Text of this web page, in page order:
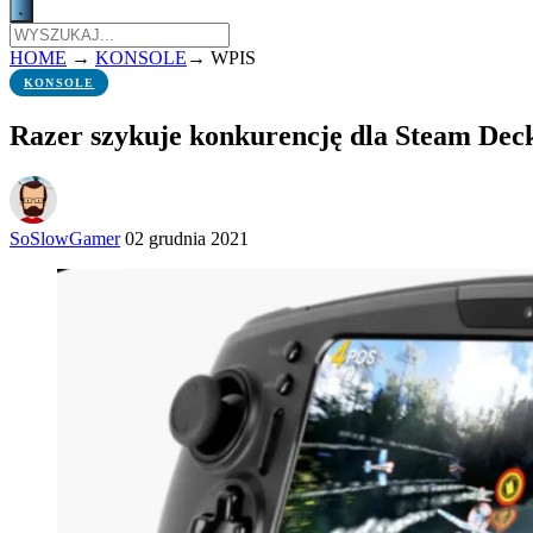
HOME → KONSOLE → WPIS
KONSOLE
Razer szykuje konkurencję dla Steam
SoSlowGamer 02 grudnia 2021